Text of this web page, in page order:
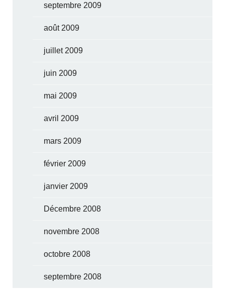
septembre 2009
août 2009
juillet 2009
juin 2009
mai 2009
avril 2009
mars 2009
février 2009
janvier 2009
Décembre 2008
novembre 2008
octobre 2008
septembre 2008